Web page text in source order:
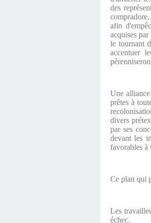
des
afin
acquises
le tournant
accentuer
Une
prêtes à
divers
par ses
devant les
favorables à
Ce plan qui
Les
échec.